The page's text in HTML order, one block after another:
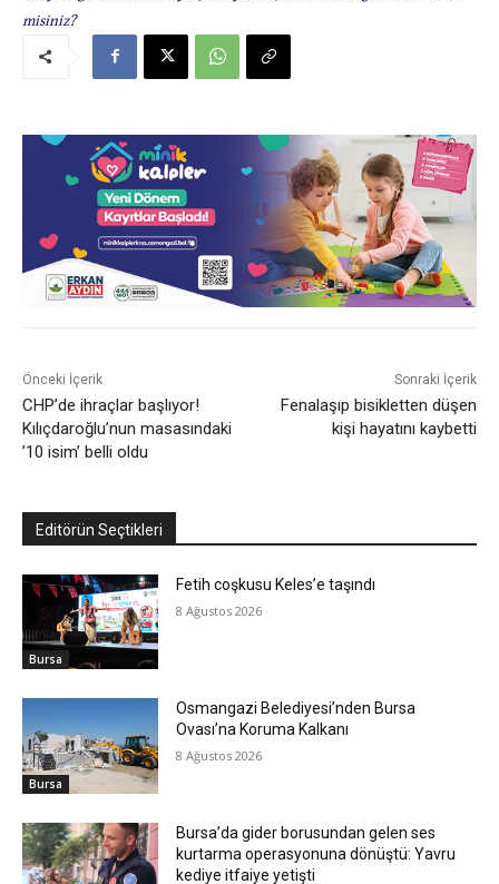
misiniz?
Önceki İçerik
CHP’de ihraçlar başlıyor!
Kılıçdaroğlu’nun masasındaki
’10 isim’ belli oldu
Sonraki İçerik
Fenalaşıp bisikletten düşen
kişi hayatını kaybetti
Editörün Seçtikleri
Bursa
Fetih coşkusu Keles’e taşındı
8 Ağustos 2026
Bursa
Osmangazi Belediyesi’nden Bursa
Ovası’na Koruma Kalkanı
8 Ağustos 2026
Bursa’da gider borusundan gelen ses
kurtarma operasyonuna dönüştü: Yavru
kediye itfaiye yetişti